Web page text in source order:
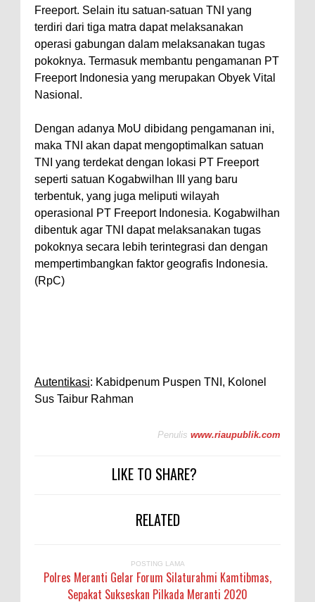
Freeport. Selain itu satuan-satuan TNI yang
terdiri dari tiga matra dapat melaksanakan
operasi gabungan dalam melaksanakan tugas
pokoknya. Termasuk membantu pengamanan PT
Freeport Indonesia yang merupakan Obyek Vital
Nasional.
Dengan adanya MoU dibidang pengamanan ini,
maka TNI akan dapat mengoptimalkan satuan
TNI yang terdekat dengan lokasi PT Freeport
seperti satuan Kogabwilhan III yang baru
terbentuk, yang juga meliputi wilayah
operasional PT Freeport Indonesia. Kogabwilhan
dibentuk agar TNI dapat melaksanakan tugas
pokoknya secara lebih terintegrasi dan dengan
mempertimbangkan faktor geografis Indonesia.
(RpC)
Autentikasi: Kabidpenum Puspen TNI, Kolonel
Sus Taibur Rahman
Penulis www.riaupublik.com
LIKE TO SHARE?
RELATED
POSTING LAMA
Polres Meranti Gelar Forum Silaturahmi Kamtibmas,
Sepakat Sukseskan Pilkada Meranti 2020